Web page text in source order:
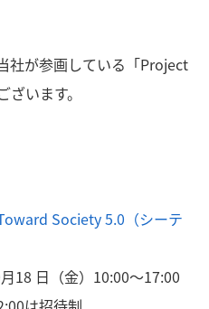
社が参画している「Project
います。
Society 5.0（シーテ
18 日（金）10:00～17:00